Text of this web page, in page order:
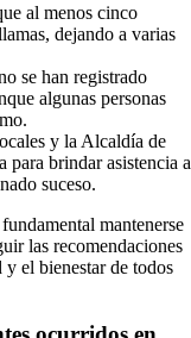
al menos cinco
dejando a varias
se han registrado
algunas personas
y la Alcaldía de
para brindar asistencia a
suceso.
mantenerse
las recomendaciones
y el bienestar de todos